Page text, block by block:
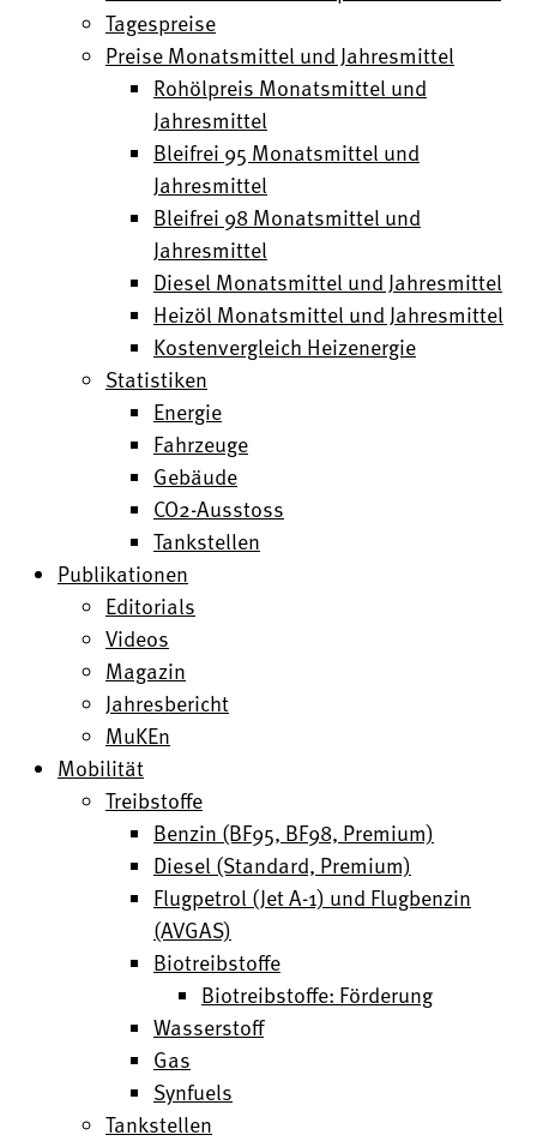
Tagespreise
Preise Monatsmittel und Jahresmittel
Rohölpreis Monatsmittel und
Jahresmittel
Bleifrei 95 Monatsmittel und
Jahresmittel
Bleifrei 98 Monatsmittel und
Jahresmittel
Diesel Monatsmittel und Jahresmittel
Heizöl Monatsmittel und Jahresmittel
Kostenvergleich Heizenergie
Statistiken
Energie
Fahrzeuge
Gebäude
CO2-Ausstoss
Tankstellen
Publikationen
Editorials
Videos
Magazin
Jahresbericht
MuKEn
Mobilität
Treibstoffe
Benzin (BF95, BF98, Premium)
Diesel (Standard, Premium)
Flugpetrol (Jet A-1) und Flugbenzin
(AVGAS)
Biotreibstoffe
Biotreibstoffe: Förderung
Wasserstoff
Gas
Synfuels
Tankstellen